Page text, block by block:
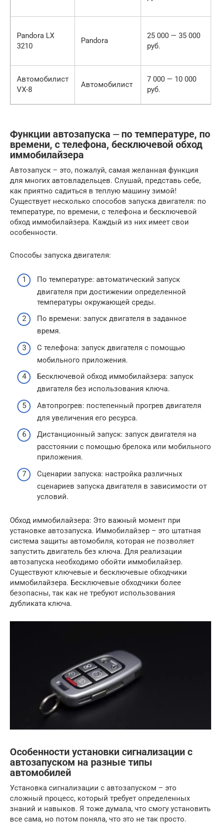
Pandora LX
3210
Pandora
25 000 — 35 000
руб.
Автомобилист
VX-8
Автомобилист
7 000 — 10 000
руб.
Функции автозапуска ⏤ по температуре, по
времени, с телефона, бесключевой обход
иммобилайзера
Автозапуск – это, пожалуй, самая желанная функция
для многих автовладельцев. Слушай, представь себе,
как приятно садиться в теплую машину зимой!
Существует несколько способов запуска двигателя: по
температуре, по времени, с телефона и бесключевой
обход иммобилайзера. Каждый из них имеет свои
особенности.
Способы запуска двигателя:
По температуре: автоматический запуск
двигателя при достижении определенной
температуры окружающей среды.
По времени: запуск двигателя в заданное
время.
С телефона: запуск двигателя с помощью
мобильного приложения.
Бесключевой обход иммобилайзера: запуск
двигателя без использования ключа.
Автопрогрев: постепенный прогрев двигателя
для увеличения его ресурса.
Дистанционный запуск: запуск двигателя на
расстоянии с помощью брелока или мобильного
приложения.
Сценарии запуска: настройка различных
сценариев запуска двигателя в зависимости от
условий.
Обход иммобилайзера: Это важный момент при
установке автозапуска. Иммобилайзер – это штатная
система защиты автомобиля, которая не позволяет
запустить двигатель без ключа. Для реализации
автозапуска необходимо обойти иммобилайзер.
Существуют ключевые и бесключевые обходчики
иммобилайзера. Бесключевые обходчики более
безопасны, так как не требуют использования
дубликата ключа.
Особенности установки сигнализации с
автозапуском на разные типы
автомобилей
Установка сигнализации с автозапуском – это
сложный процесс, который требует определенных
знаний и навыков. Я тоже думала, что смогу установить
все сама, но потом поняла, что это не так просто.